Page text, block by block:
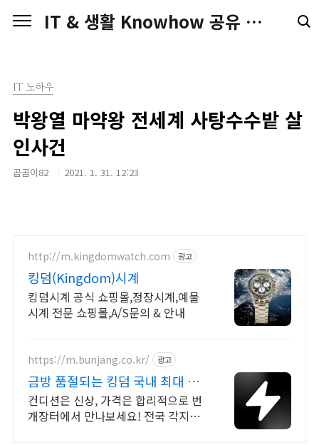
IT & 생활 Knowhow 공유 전문가 Blog
IT 노하우
박왕열 마약왕 전세계 사탕수수밭 살
인사건
곰곰이82 2021. 1. 31. 12:23
http://m.kingdomwatch.com 광고
킹덤(Kingdom)시계
킹덤시계 공식 쇼핑몰,정장시계,예물
시계 전문 쇼핑몰,A/S문의 & 안내
https://m.bunjang.co.kr/ 광고
금방 품절되는 킹덤 국내 최대 브
랜드 중고거래
컨디션은 신상, 가격은 합리적으로 번
개장터에서 만나보세요! 전국 각지에